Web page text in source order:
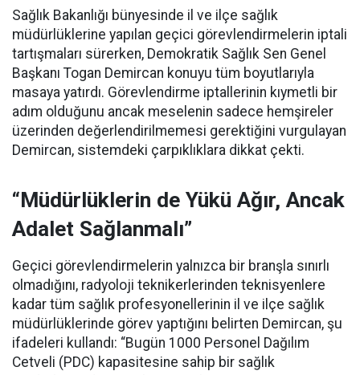
Sağlık Bakanlığı bünyesinde il ve ilçe sağlık
müdürlüklerine yapılan geçici görevlendirmelerin iptali
tartışmaları sürerken, Demokratik Sağlık Sen Genel
Başkanı Togan Demircan konuyu tüm boyutlarıyla
masaya yatırdı. Görevlendirme iptallerinin kıymetli bir
adım olduğunu ancak meselenin sadece hemşireler
üzerinden değerlendirilmemesi gerektiğini vurgulayan
Demircan, sistemdeki çarpıklıklara dikkat çekti.
“Müdürlüklerin de Yükü Ağır, Ancak
Adalet Sağlanmalı”
Geçici görevlendirmelerin yalnızca bir branşla sınırlı
olmadığını, radyoloji teknikerlerinden teknisyenlere
kadar tüm sağlık profesyonellerinin il ve ilçe sağlık
müdürlüklerinde görev yaptığını belirten Demircan, şu
ifadeleri kullandı: “Bugün 1000 Personel Dağılım
Cetveli (PDC) kapasitesine sahip bir sağlık